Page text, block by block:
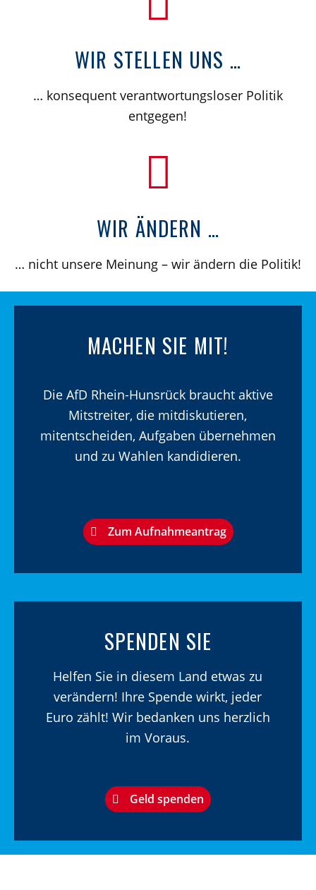
WIR STELLEN UNS …
… konsequent verantwortungsloser Politik
entgegen!
WIR ÄNDERN …
… nicht unsere Meinung – wir ändern die Politik!
MACHEN SIE MIT!
Die AfD Rhein-Hunsrück braucht aktive
Mitstreiter, die mitdiskutieren,
mitentscheiden, Aufgaben übernehmen
und zu Wahlen kandidieren.
Zum Aufnahmeantrag
SPENDEN SIE
Helfen Sie in diesem Land etwas zu
verändern! Ihre Spende wirkt, jeder
Euro zählt! Wir bedanken uns herzlich
im Voraus.
Geld spenden